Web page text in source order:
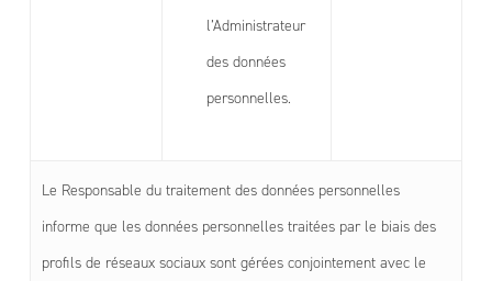
l’Administrateur
des données
personnelles.
Le Responsable du traitement des données personnelles
informe que les données personnelles traitées par le biais des
profils de réseaux sociaux sont gérées conjointement avec le